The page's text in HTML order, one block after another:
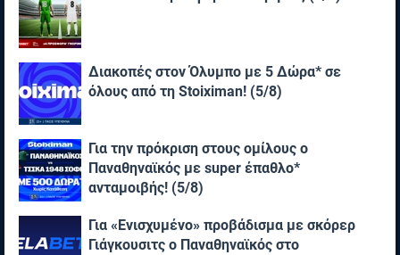
Διακοπές στον Όλυμπο με 5 Δώρα* σε
όλους από τη Stoiximan! (5/8)
Για την πρόκριση στους ομίλους ο
Παναθηναϊκός με super έπαθλο*
ανταμοιβής! (5/8)
Για «Ενισχυμένο» προβάδισμα με σκόρερ
Γιάγκουσιτς ο Παναθηναϊκός στο